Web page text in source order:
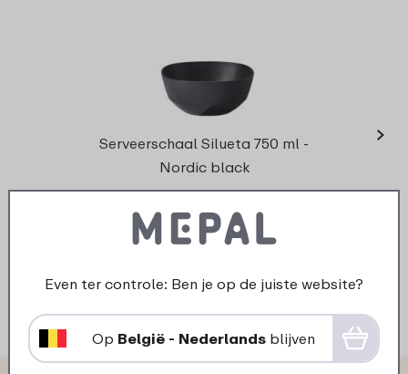
Serveerschaal Silueta 750 ml -
Nordic black
749
Bekijk Bestel
›
Even ter controle: Ben je op de juiste website?
Op België - Nederlands blijven